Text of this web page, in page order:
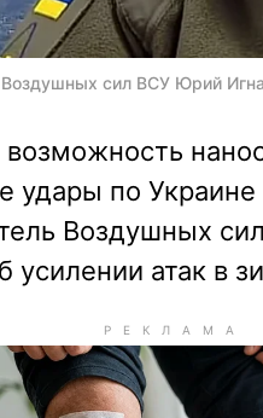
сил ВСУ Юрий
возможность
удары по Украине
Воздушных
усилении атак в